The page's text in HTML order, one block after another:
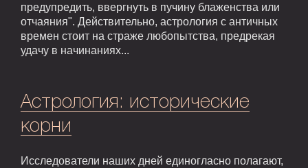
предупредить, ввергнуть в пучину блаженства или
отчаяния". Действительно, астрология с античных
времен стоит на страже любопытства, предрекая
удачу в начинаниях...
Астрология: исторические
корни
Исследователи наших дней единогласно полагают,